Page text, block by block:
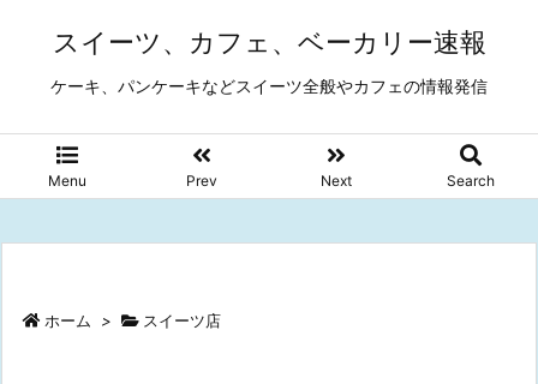
スイーツ、カフェ、ベーカリー速報
ケーキ、パンケーキなどスイーツ全般やカフェの情報発信
Menu Prev Next Search
ホーム > スイーツ店